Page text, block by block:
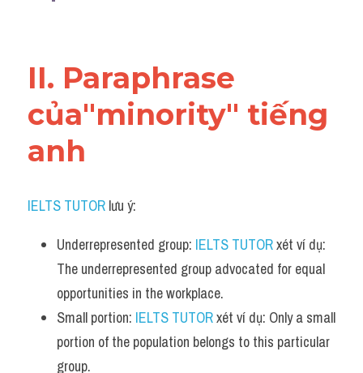
II. Paraphrase
của"minority" tiếng
anh
IELTS TUTOR lưu ý:
Underrepresented group: IELTS TUTOR xét ví dụ:
The underrepresented group advocated for equal
opportunities in the workplace.
Small portion: IELTS TUTOR xét ví dụ: Only a small
portion of the population belongs to this particular
group.